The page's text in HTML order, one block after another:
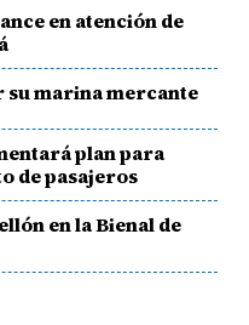
en atención de
su marina mercante
plan para
de pasajeros
en la Bienal de